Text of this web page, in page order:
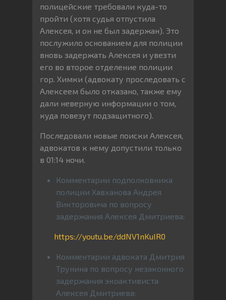
полицейские требовали куда-то
пройти (хотя судья отпустила
Алексея, и он не был задержан). Это
послужило основанием для полиции
вновь задержать Алексея и увезти
его во второе отделение полиции
гор. Химки (адвокату проследовать с
Алексеем было отказано, также ему
дали неверную информации о том,
куда повезут подзащитного).
Последовали новые поиски Алексея,
адвокатов к нему допустили только
в 01:14 ночи.
Комментарии подполковника
полиции Хавханова Андрея
Викторовича по вопросу
задержания Алексея Дмитриева:
https://youtu.be/ddNV1nKuIR0
Комментарии адвоката Дмитрия
Трунина по вопросу незаконного
задержания экоактивиста
Алексея Дмитриева: